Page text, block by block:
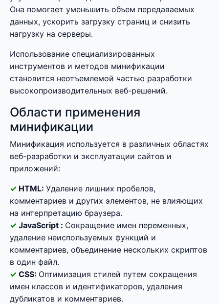
Она помогает уменьшить объем передаваемых
данных, ускорить загрузку страниц и снизить
нагрузку на серверы.
Использование специализированных
инструментов и методов минификации
становится неотъемлемой частью разработки
высокопроизводительных веб-решений.
Области применения
минификации
Минификация используется в различных областях
веб-разработки и эксплуатации сайтов и
приложений:
HTML: Удаление лишних пробелов,
комментариев и других элементов, не влияющих
на интерпретацию браузера.
JavaScript : Сокращение имен переменных,
удаление неиспользуемых функций и
комментариев, объединение нескольких скриптов
в один файл.
CSS: Оптимизация стилей путем сокращения
имен классов и идентификаторов, удаления
дубликатов и комментариев.